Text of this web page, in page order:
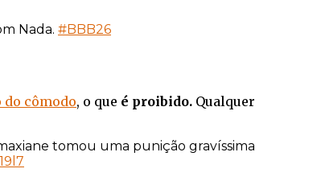
Nada. #BBB26
cômodo, o que é proibido. Qualquer
tomou uma punição gravíssima